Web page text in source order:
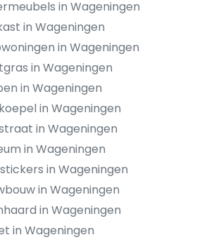
in Wageningen
in Wageningen
in Wageningen
in Wageningen
in Wageningen
in Wageningen
in Wageningen
in Wageningen
in Wageningen
in Wageningen
in Wageningen
in Wageningen